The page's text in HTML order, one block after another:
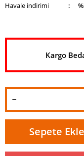
Havale indirimi
Kargo
Sepete Ekle